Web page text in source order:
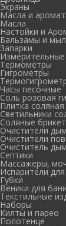
Экраны
Масла и
Масла
Настойки и
Бальзамы и
Запарки
Термометры
Гигрометры
Часы песочные
Соль розовая
Плитка соляная
Светильники
Соляные
Очистители
Очистители
Очиститель
Септики
Массажеры,
Испарители
Губки
Веники для бани
Текстильные
Наборы
Килты и парео
Полотенце